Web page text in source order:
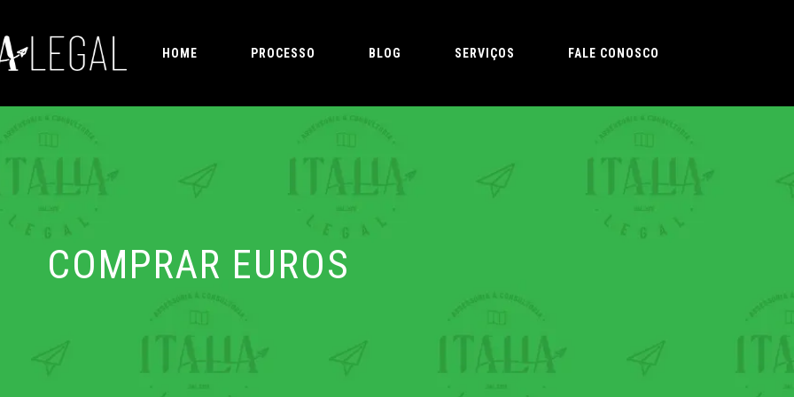
HOME PROCESSO BLOG SERVIÇOS FALE CONOSCO
COMPRAR EUROS